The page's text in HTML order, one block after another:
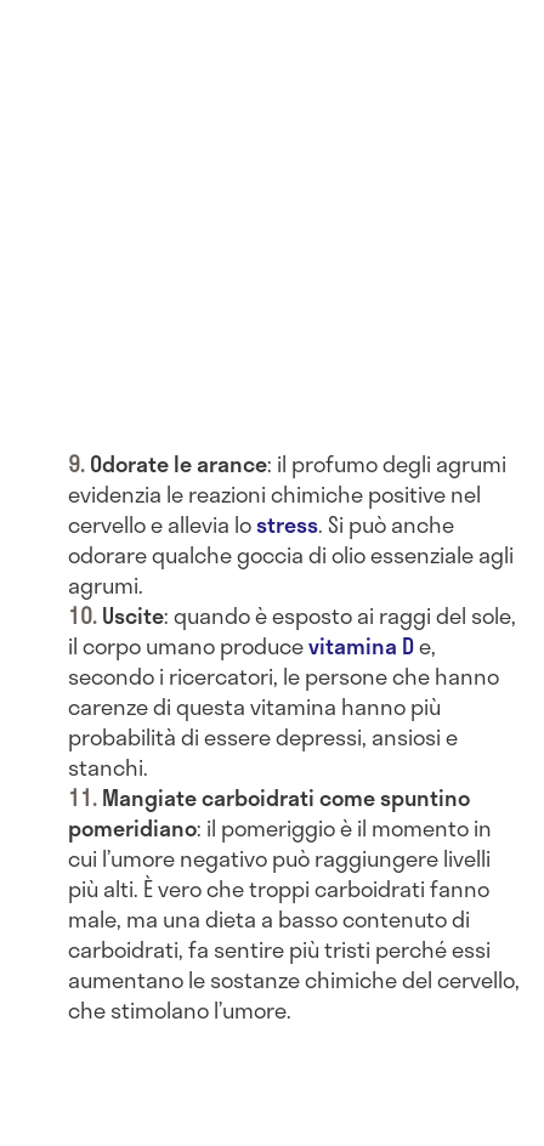
Odorate le arance: il profumo degli agrumi
evidenzia le reazioni chimiche positive nel
cervello e allevia lostress. Si può anche
odorare qualche goccia di olio essenziale agli
agrumi.
Uscite: quando è esposto ai raggi del sole,
il corpo umano producevitamina De,
secondo i ricercatori, le persone che hanno
carenze di questa vitamina hanno più
probabilità di essere depressi, ansiosi e
stanchi.
Mangiate carboidrati come spuntino
pomeridiano: il pomeriggio è il momento in
cui l’umore negativo può raggiungere livelli
più alti. È vero che troppi carboidrati fanno
male, ma una dieta a basso contenuto di
carboidrati, fa sentire più tristi perché essi
aumentano le sostanze chimiche del cervello,
che stimolano l’umore.